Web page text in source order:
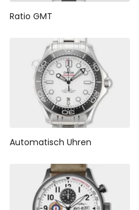
Ratio GMT
Automatisch Uhren